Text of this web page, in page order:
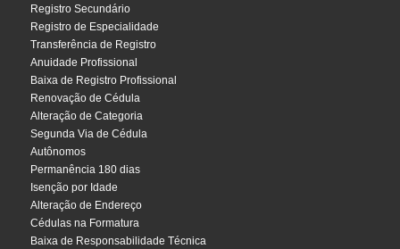
Registro Secundário
Registro de Especialidade
Transferência de Registro
Anuidade Profissional
Baixa de Registro Profissional
Renovação de Cédula
Alteração de Categoria
Segunda Via de Cédula
Autônomos
Permanência 180 dias
Isenção por Idade
Alteração de Endereço
Cédulas na Formatura
Baixa de Responsabilidade Técnica